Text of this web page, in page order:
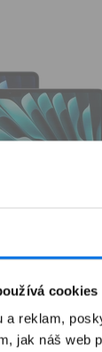
cookies
a reklam,
jak náš web